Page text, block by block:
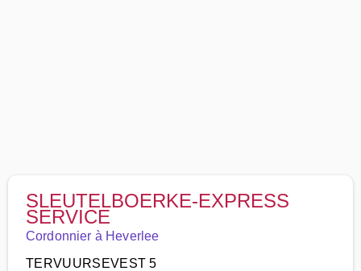
SLEUTELBOERKE-EXPRESS
SERVICE
Cordonnier à Heverlee
TERVUURSEVEST 5